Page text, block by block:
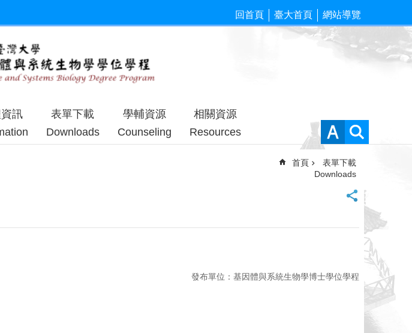
回首頁 臺大首頁 網站導覽
訊
表單下載
Downloads
學輔資源
Counseling
相關資源
Resources
首頁
表單下載
Downloads
發布單位：基因體與系統生物學博士學位學程